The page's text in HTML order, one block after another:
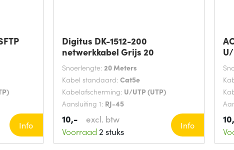
Info
Digitus DK-1512-200
netwerkkabel Grijs 20
Snoerlengte: 20 Meters
Kabel standaard: Cat5e
Kabelafscherming: U/UTP (UTP)
Aansluiting 1: RJ-45
10,-
excl. btw
Voorraad 2 stuks
Info 10,